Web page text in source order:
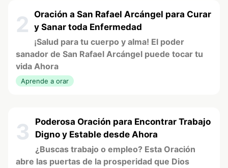
2 Oración a San Rafael Arcángel para Curar
y Sanar toda Enfermedad
¡Salud para tu cuerpo y alma! El poder
sanador de San Rafael Arcángel puede tocar tu
vida Ahora
Aprende a orar
3
Poderosa Oración para Encontrar Trabajo
Digno y Estable desde Ahora
¿Buscas trabajo o empleo? Esta Oración
abre las puertas de la prosperidad que Dios